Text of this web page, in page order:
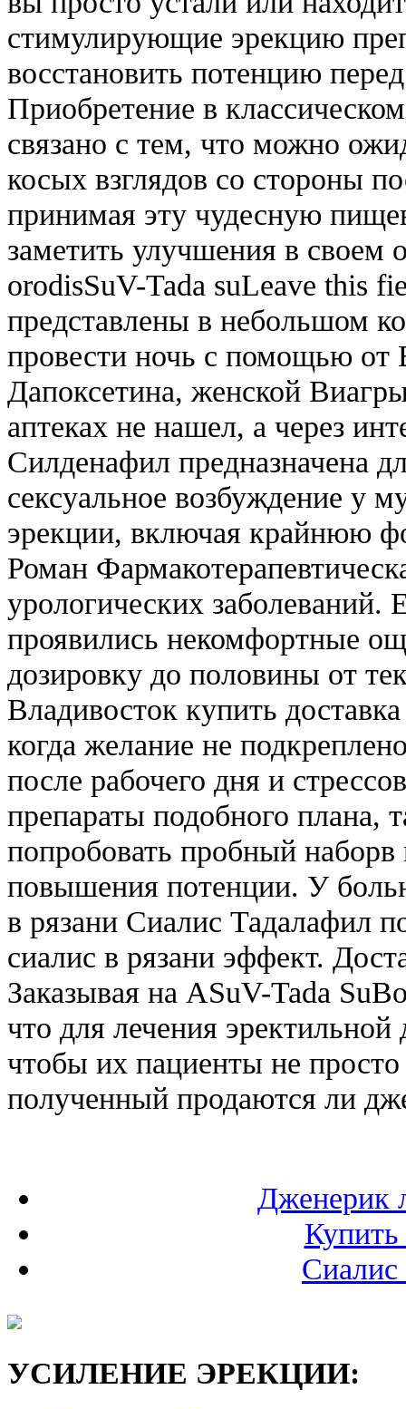
стимулирующие эрекцию
восстановить потенцию
Приобретение в
связано с тем, что можно
косых взглядов со стороны
принимая эту чудесную
заметить улучшения в своем
orodisSuV-Tada suLeave this
представлены в небольшом
провести ночь с помощью
Дапоксетина, женской
аптеках не нашел, а через
Силденафил предназначена
сексуальное возбуждение у
эрекции, включая крайнюю
Роман
урологических заболеваний.
проявились некомфортные
дозировку до половины от
Владивосток купить
когда желание не
после рабочего дня и
препараты подобного плана,
попробовать пробный
повышения потенции. У
в рязани Сиалис Тадалафил
сиалис в рязани эффект.
Заказывая на ASuV-Tada
что для лечения
чтобы их пациенты не
полученный продаются ли
Дженерик
Купить
УСИЛЕНИЕ ЭРЕКЦИИ: